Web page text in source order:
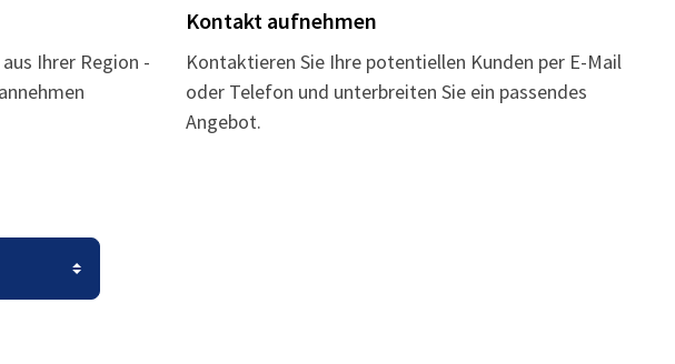
Ihrer Region -
Kontakt aufnehmen
Kontaktieren Sie Ihre potentiellen Kunden per E-Mail
oder Telefon und unterbreiten Sie ein passendes
Angebot.